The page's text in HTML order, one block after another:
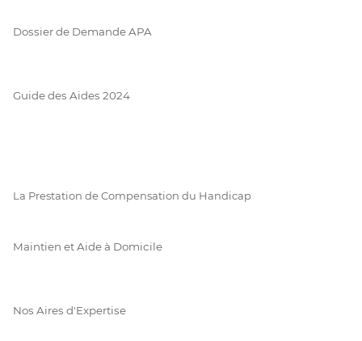
Dossier de Demande APA
Guide des Aides 2024
La Prestation de Compensation du Handicap
Maintien et Aide à Domicile
Nos Aires d'Expertise